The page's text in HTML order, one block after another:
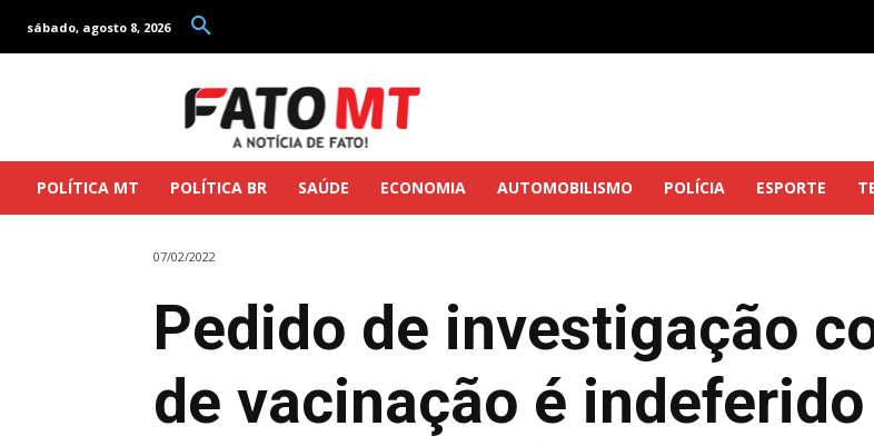
sábado, agosto 8, 2026
POLÍTICA MT POLÍTICA BR SAÚDE ECONOMIA AUTOMOBILISMO POLÍCIA ESPORTE
07/02/2022
Pedido de investigação
de vacinação é indeferido